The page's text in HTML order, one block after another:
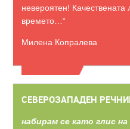
невероятен! Качествената
времето…“
Милена Копралева
СЕВЕРОЗАПАДЕН
набирам се като глис на